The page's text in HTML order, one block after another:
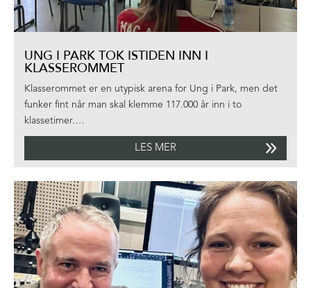
UNG I PARK TOK ISTIDEN INN I
KLASSEROMMET
Klasserommet er en utypisk arena for Ung i Park, men det
funker fint når man skal klemme 117.000 år inn i to
klassetimer.…
LES MER